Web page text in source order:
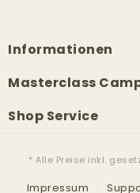
Informationen
Masterclass
Shop Service
* Alle Preise inkl.
Impressum